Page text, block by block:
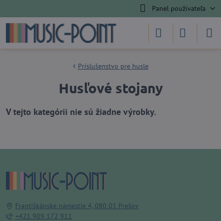
Panel používateľa
Príslušenstvo pre husle
Husľové stojany
Františkánske námestie 4, 080 01 Prešov
+421 909 172 911